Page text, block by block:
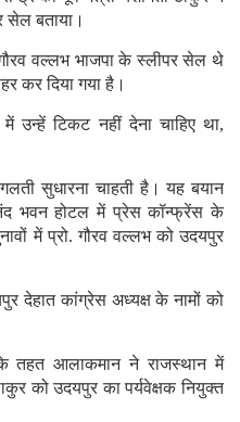
सेल बताया।
वल्लभ भाजपा के स्लीपर सेल थे
कर दिया गया है।
उन्हें टिकट नहीं देना चाहिए था,
सुधारना चाहती है। यह बयान
भवन होटल में प्रेस कॉन्फ्रेंस के
में प्रो. गौरव वल्लभ को उदयपुर
देहात कांग्रेस अध्यक्ष के नामों को
आलाकमान ने राजस्थान में
को उदयपुर का पर्यवेक्षक नियुक्त